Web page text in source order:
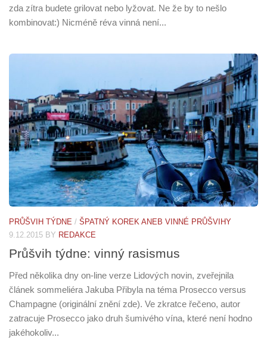
zda zítra budete grilovat nebo lyžovat. Ne že by to nešlo
kombinovat:) Nicméně réva vinná není...
PRŮŠVIH TÝDNE / ŠPATNÝ KOREK ANEB VINNÉ PRŮŠVIHY
9.12.2015 BY REDAKCE
Průšvih týdne: vinný rasismus
Před několika dny on-line verze Lidových novin, zveřejnila
článek sommeliéra Jakuba Přibyla na téma Prosecco versus
Champagne (originální znění zde). Ve zkratce řečeno, autor
zatracuje Prosecco jako druh šumivého vína, které není hodno
jakéhokoliv...